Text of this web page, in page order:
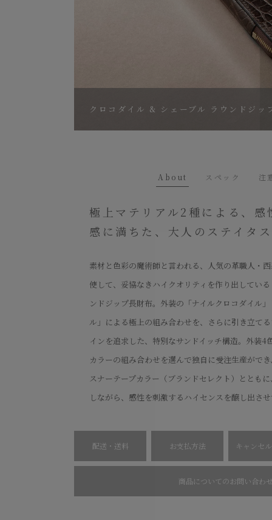
クロコダイル & シェーブル ラウンドジッ
About スペック 注
極上マテリアル2種による、
感に満ちた、大人のステイタ
素材と色彩の魔術師と言われる、人気の革職人・
使して、妥協なきハイクオリティを作り出してい
ンドジップ長財布。外装の「ナイルクロコダイル
ル」による極上の組み合わせを、さらに引き立て
インを追求した、特別なサンドイッチ構造。外装4
カラーの組み合わせを選んで独自に受注生産がで
スナーテープカラー（ブランドセレクト）ととも
しながら、感性を刺激するハイセンスを醸し出さ
配送・送料 お支払方法 キャンセ
商品についてのお問い合わ